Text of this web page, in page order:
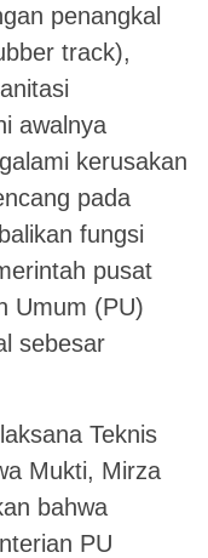
penangkal
track),
awalnya
kerusakan
pada
fungsi
pusat
Umum (PU)
sebesar
Teknis
Mukti, Mirza
bahwa
PU